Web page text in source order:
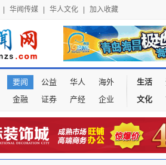
华闻传媒 华人文化 加入收藏
要闻 公益 华人
海外
金融 证券 产经 企业
生活
文化